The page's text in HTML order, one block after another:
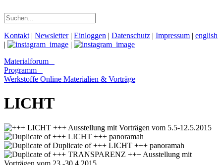
Kontakt | Newsletter| Einloggen | Datenschutz | Impressum | english
|
|
Materialforum
Programm
Werkstoffe Online Materialien & Vorträge
LICHT